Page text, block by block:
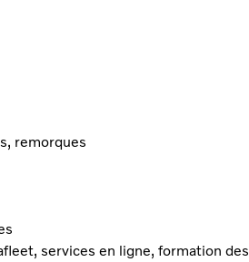
remorques
services en ligne, formation des